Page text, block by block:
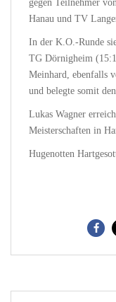
gegen Teilnehmer
Hanau und TV
In der K.O.-Runde
TG Dörnigheim
Meinhard, ebenfalls
und belegte somit
Lukas Wagner
Meisterschaften in
Hugenotten